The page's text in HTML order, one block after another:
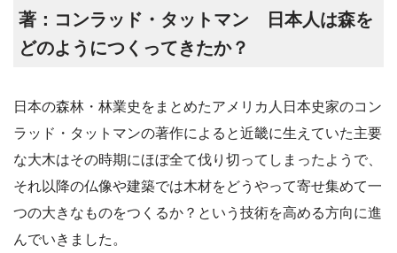
著：コンラッド・タットマン 日本人は森を
どのようにつくってきたか？
日本の森林・林業史をまとめたアメリカ人日本史家のコン
ラッド・タットマンの著作によると近畿に生えていた主要
な大木はその時期にほぼ全て伐り切ってしまったようで、
それ以降の仏像や建築では木材をどうやって寄せ集めて一
つの大きなものをつくるか？という技術を高める方向に進
んでいきました。